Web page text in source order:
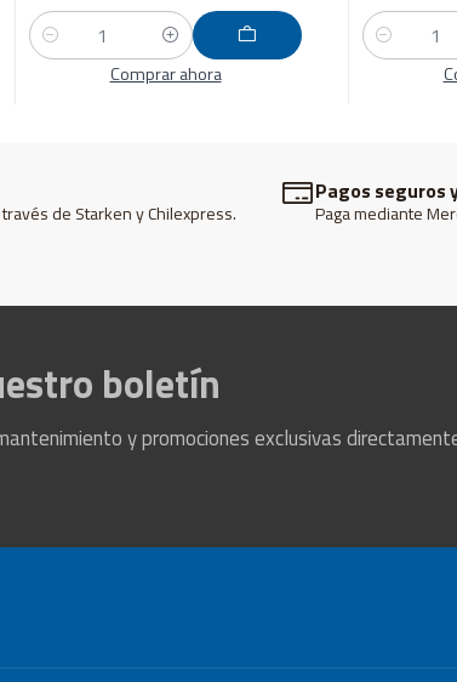
Cantidad
Comprar ahora
Cantidad
de Starken y Chilexpress.
Pagos seguros
Paga mediante
boletín
y promociones exclusivas